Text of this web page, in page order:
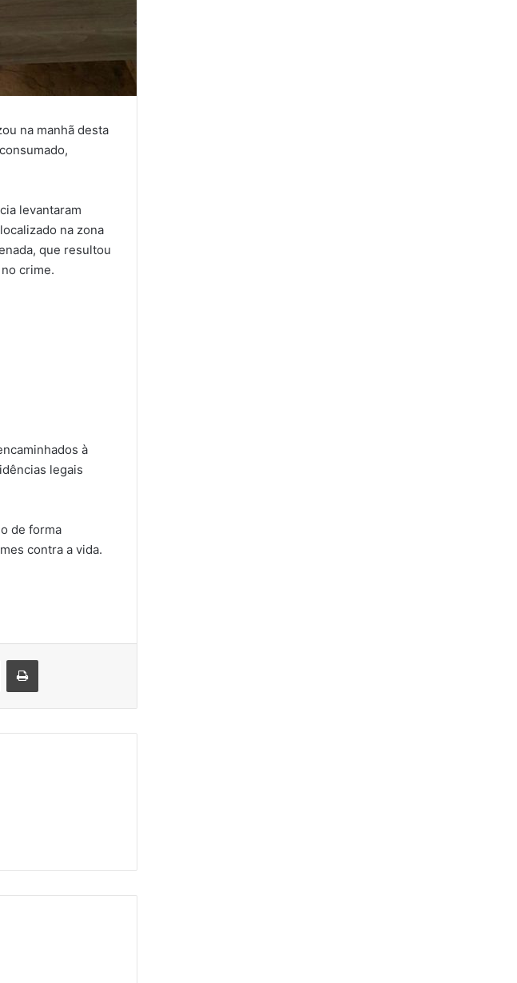
na manhã desta
levantaram
na zona
que resultou
crime.
à
legais
de forma
contra a vida.
Compartilhar via e-mail Imprimir